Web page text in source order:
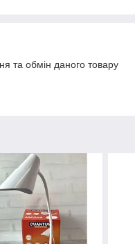
та обмін даного товару